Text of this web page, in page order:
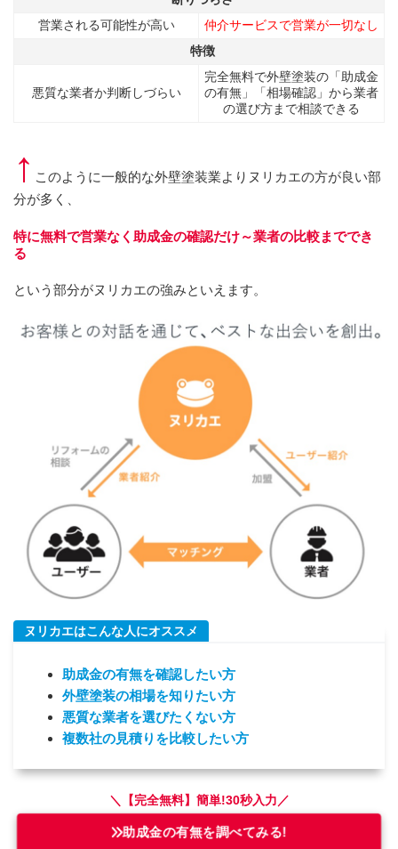
営業される可能性が高い
仲介サービスで営業が一切なし
特徴
悪質な業者か判断しづらい
完全無料で外壁塗装の「助成金
の有無」「相場確認」から業者
の選び方まで相談できる
↑ このように一般的な外壁塗装業よりヌリカエの方が良い部
分が多く、
特に無料で営業なく助成金の確認だけ～業者の比較まででき
る
という部分がヌリカエの強みといえます。
ヌリカエはこんな人にオススメ
助成金の有無を確認したい方
外壁塗装の相場を知りたい方
悪質な業者を選びたくない方
複数社の見積りを比較したい方
＼【完全無料】簡単!30秒入力／
助成金の有無を調べてみる!